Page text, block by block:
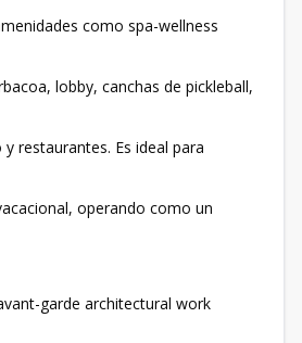
como spa-wellness
lobby, canchas de pickleball,
restaurantes. Es ideal para
operando como un
garde architectural work